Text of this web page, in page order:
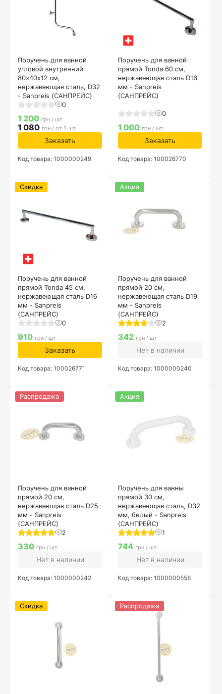
Поручень для ванной
угловой внутренний
80х40x12 см,
нержавеющая сталь, D32
- Sanpreis (САНПРЕЙС)
0
1 200 грн / шт.
1 080 грн / от 5 шт.
Заказать
Код товара: 1000000249
Поручень для ванной
прямой Tonda 60 см,
нержавеющая сталь D16
мм - Sanpreis
(САНПРЕЙС)
0
1 000 грн / шт
Заказать
Код товара: 100026770
Поручень для ванной
прямой Tonda 45 см,
нержавеющая сталь D16
мм - Sanpreis
(САНПРЕЙС)
0
Скидка
910 грн / шт
Заказать
Код товара: 100026771
Поручень для ванной
прямой 20 см,
нержавеющая сталь D19
мм - Sanpreis
(САНПРЕЙС)
2
Акция
342 грн / шт
Нет в наличии
Код товара: 1000000240
Поручень для ванной
прямой 20 см,
нержавеющая сталь D25
мм - Sanpreis
(САНПРЕЙС)
2
Распродажа
330 грн / шт.
Нет в наличии
Код товара: 1000000242
Поручень для ванны
прямой 30 см,
нержавеющая сталь, D32
мм, белый - Sanpreis
(САНПРЕЙС)
1
Акция
744 грн / шт
Нет в наличии
Код товара: 1000000558
Скидка Распродажа